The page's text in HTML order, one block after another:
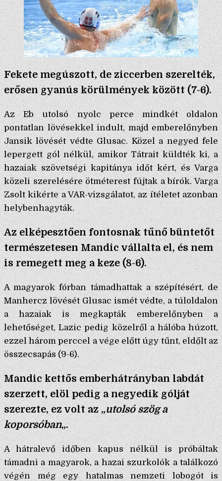
Fekete megúszott, de ziccerben szerelték,
erősen gyanús körülmények között (7-6).
Az Eb utolsó nyolc perce mindkét oldalon
pontatlan lövésekkel indult, majd emberelőnyben
Jansik lövését védte Glusac. Közel a negyed fele
lepergett gól nélkül, amikor Tátrait küldték ki, a
hazaiak szövetségi kapitánya időt kért, és Varga
közeli szerelésére ötméterest fújtak a bírók. Varga
Zsolt kikérte a VAR-vizsgálatot, az ítéletet azonban
helybenhagyták.
Az elképesztően fontosnak tűnő büntetőt
természetesen Mandic vállalta el, és nem
is remegett meg a keze (8-6).
A magyarok fórban támadhattak a szépítésért, de
Manhercz lövését Glusac ismét védte, a túloldalon
a hazaiak is megkapták emberelőnyben a
lehetőséget, Lazic pedig közelről a hálóba húzott,
ezzel három perccel a vége előtt úgy tűnt, eldőlt az
összecsapás (9-6).
Mandic kettős emberhátrányban labdát
szerzett, elöl pedig a negyedik gólját
szerezte, ez volt az „utolsó szög a
koporsóban„.
A hátralevő időben kapus nélkül is próbáltak
támadni a magyarok, a hazai szurkolók a találkozó
végén még egy hatalmas nemzeti lobogót is